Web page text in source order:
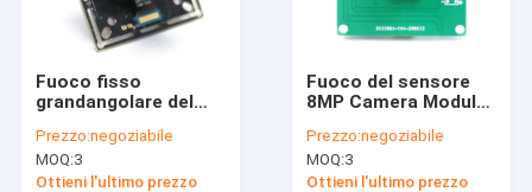
Fuoco fisso
grandangolare del
Camera Module HD di
Sony IMX214
Prezzo:negoziabile
MOQ:3
Ottieni l'ultimo prezzo
Fuoco del sensore
8MP Camera Module
per il video
campanello
Prezzo:negoziabile
MOQ:3
Ottieni l'ultimo prezzo